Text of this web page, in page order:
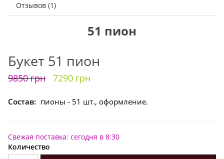
Отзывов (1)
51 пион
Букет 51 пион
9850 грн 7290 грн
Состав: пионы - 51 шт., оформление.
Свежая поставка: сегодня в 8:30
Количество